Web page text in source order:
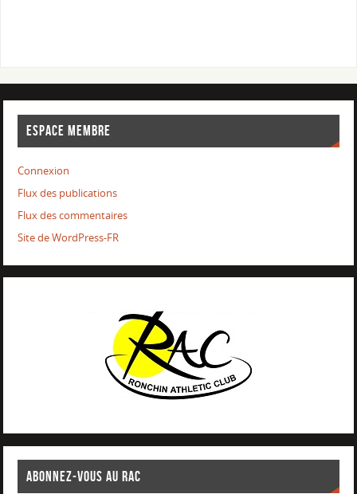
ESPACE MEMBRE
Connexion
Flux des publications
Flux des commentaires
Site de WordPress-FR
ABONNEZ-VOUS AU RAC